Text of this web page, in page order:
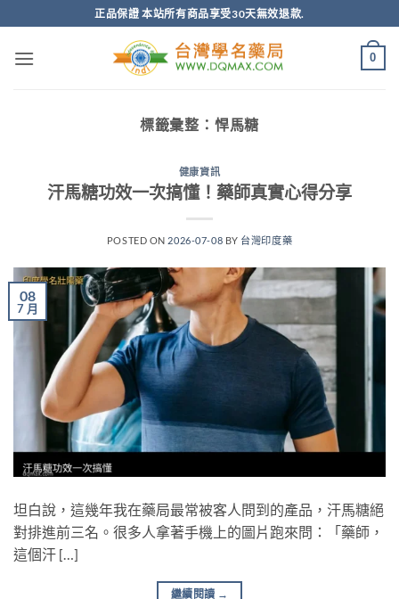
轉
正品保證 本站所有商品享受30天無效退款.
0
標籤彙整： 悍馬糖
健康資訊
汗馬糖功效一次搞懂！藥師真實心得分享
POSTED ON 2026-07-08 BY 台灣印度藥
08
7 月
坦白說，這幾年我在藥局最常被客人問到的產品，汗馬糖絕
對排進前三名。很多人拿著手機上的圖片跑來問：「藥師，
這個汗 […]
繼續閱讀 →